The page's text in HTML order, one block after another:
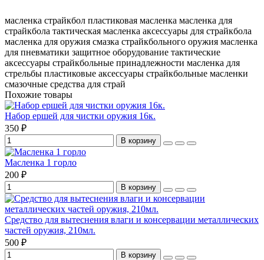
масленка страйкбол пластиковая масленка масленка для
страйкбола тактическая масленка аксессуары для страйкбола
масленка для оружия смазка страйкбольного оружия масленка
для пневматики защитное оборудование тактические
аксессуары страйкбольные принадлежности масленка для
стрельбы пластиковые аксессуары страйкбольные масленки
смазочные средства для страй
Похожие товары
Набор ершей для чистки оружия 16к.
350 ₽
В корзину
Масленка 1 горло
200 ₽
В корзину
Средство для вытеснения влаги и консервации металлических
частей оружия, 210мл.
500 ₽
В корзину